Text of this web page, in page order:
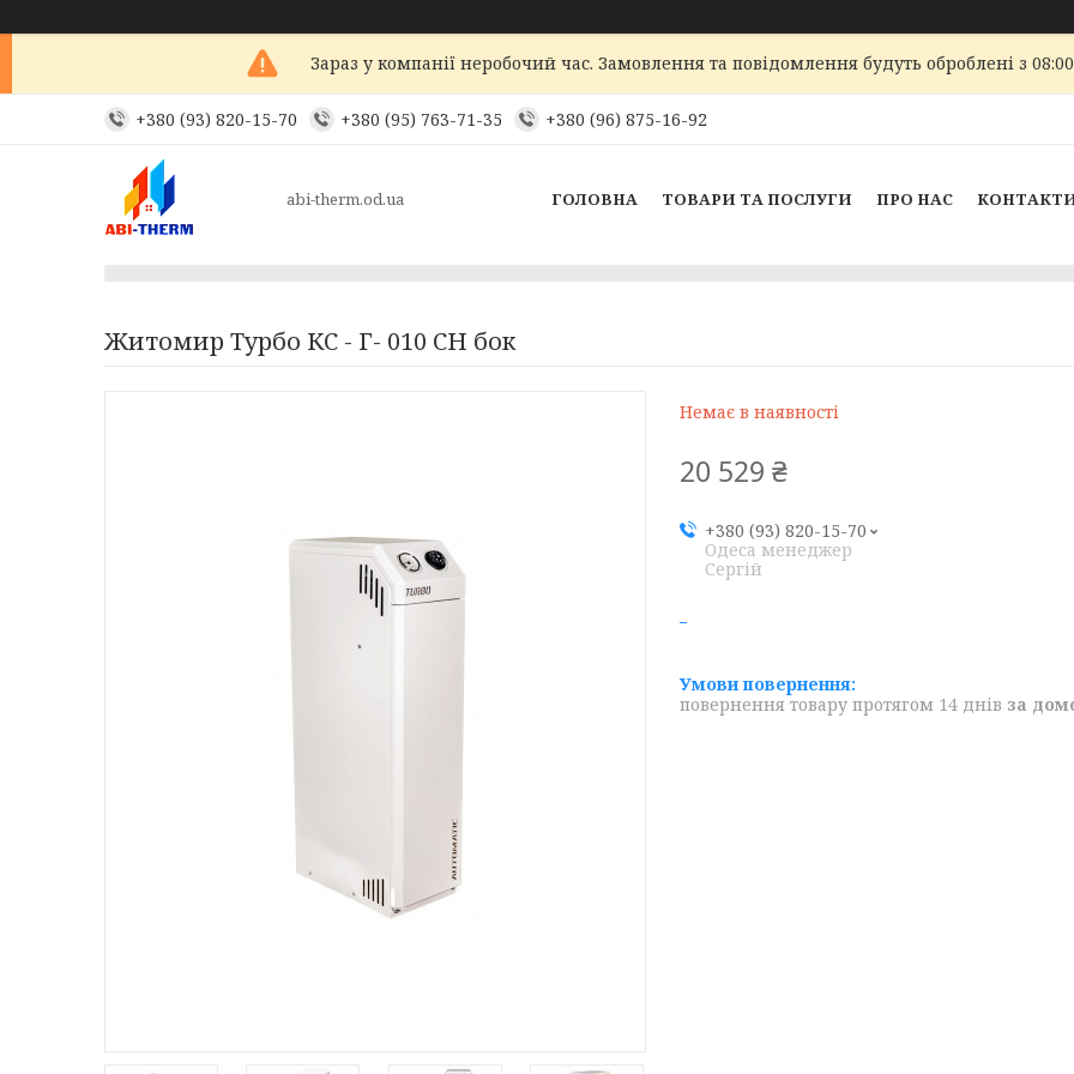
Зараз у компанії неробочий час. Замовлення та повідомлення будуть оброблені з
+380 (93) 820-15-70 +380 (95) 763-71-35 +380 (96) 875-16-92
abi-therm.od.ua ГОЛОВНА ТОВАРИ ТА ПОСЛУГИ ПРО НАС
Житомир Турбо КС - Г- 010 СН бок
Немає в наявності
20 529 ₴
+380 (93) 820-15-70
Одеса менеджер
Сергій
повернення товару протягом 14 днів за